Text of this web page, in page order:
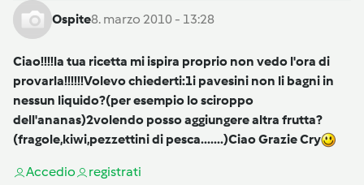
Ospite8. marzo 2010 - 13:28
Ciao!!!!la tua ricetta mi ispira proprio non vedo l'ora di
provarla!!!!!!Volevo chiederti:1i pavesini non li bagni in
nessun liquido?(per esempio lo sciroppo
dell'ananas)2volendo posso aggiungere altra frutta?
(fragole,kiwi,pezzettini di pesca.......)Ciao Grazie Cry
Accedio registrati